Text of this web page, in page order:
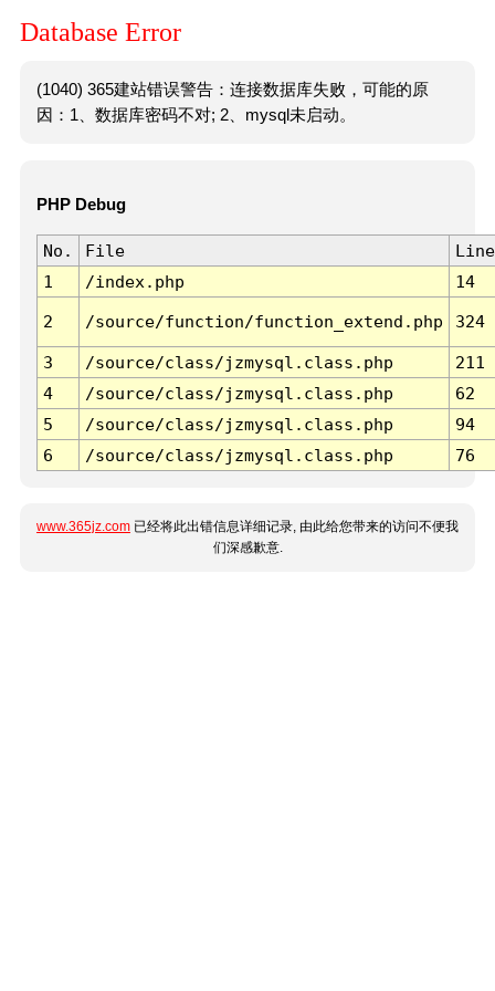
Database Error
(1040) 365建站错误警告：连接数据库失败，可能的原
因：1、数据库密码不对; 2、mysql未启动。
PHP Debug
No. File
Line
1
/index.php 14
2 /source/function/function_extend.php 324
3 /source/class/jzmysql.class.php
211
4
/source/class/jzmysql.class.php
62
5
/source/class/jzmysql.class.php
94
6
/source/class/jzmysql.class.php 76
www.365jz.com 已经将此出错信息详细记录, 由此给您带来的访问不便我
们深感歉意.